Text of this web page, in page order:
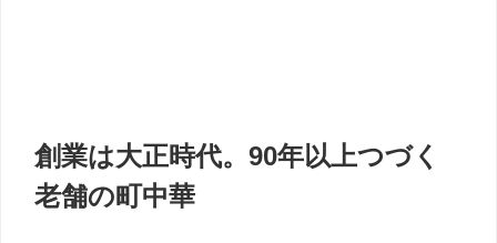
創業は大正時代。90年以上つづく
老舗の町中華